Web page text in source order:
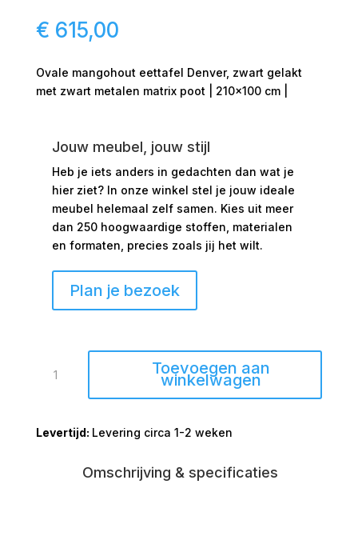
€ 615,00
Ovale mangohout eettafel Denver, zwart gelakt
met zwart metalen matrix poot | 210×100 cm |
Jouw meubel, jouw stijl
Heb je iets anders in gedachten dan wat je
hier ziet? In onze winkel stel je jouw ideale
meubel helemaal zelf samen. Kies uit meer
dan 250 hoogwaardige stoffen, materialen
en formaten, precies zoals jij het wilt.
Plan je bezoek
Denver
zwart
Toevoegen aan
winkelwagen
Levering circa 1-2 weken
Omschrijving & specificaties